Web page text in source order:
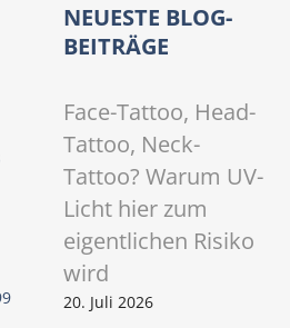
NEUESTE BLOG-
BEITRÄGE
Face-Tattoo, Head-
Tattoo, Neck-
Tattoo? Warum UV-
Licht hier zum
eigentlichen Risiko
wird
20. Juli 2026